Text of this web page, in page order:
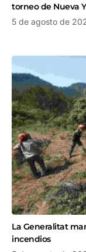
torneo de Nueva
5 de agosto de
La Generalitat
incendios